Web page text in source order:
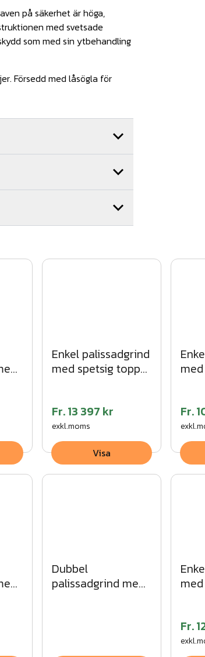
på säkerhet är höga,
med svetsade
som med sin ytbehandling
Försedd med låsögla för
ett brett nätverk av
i stora delar av landet. Hör
offert.
Enkel palissadgrind
med spetsig topp
Fr.13 397 kr
exkl.moms
Visa
Fr.
Dubbel
palissadgrind med
Fr.